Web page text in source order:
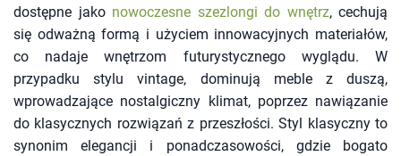
dostępne jako nowoczesne szezlongi do wnętrz, cechują
się odważną formą i użyciem innowacyjnych materiałów,
co nadaje wnętrzom futurystycznego wyglądu. W
przypadku stylu vintage, dominują meble z duszą,
wprowadzające nostalgiczny klimat, poprzez nawiązanie
do klasycznych rozwiązań z przeszłości. Styl klasyczny to
synonim elegancji i ponadczasowości, gdzie bogato